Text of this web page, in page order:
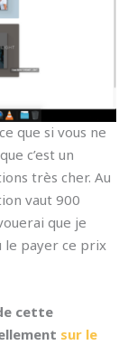
que si vous ne
c’est un
très cher. Au
vaut 900
que je
le payer ce prix
cette
sur le